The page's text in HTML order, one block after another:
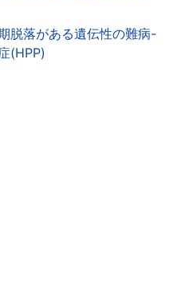
脱落がある遺伝性の難病-
(HPP)